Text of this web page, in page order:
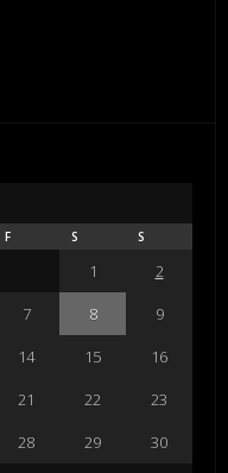
F S S
1
2
7 8
9
14 15
16
21 22
23
28 29 30